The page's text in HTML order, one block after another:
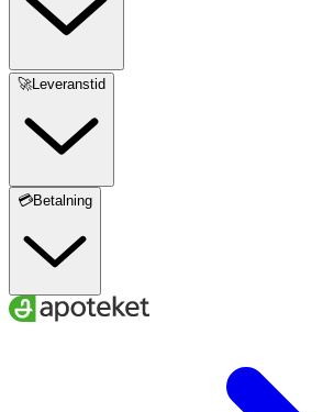
🚀Leveranstid
💳Betalning